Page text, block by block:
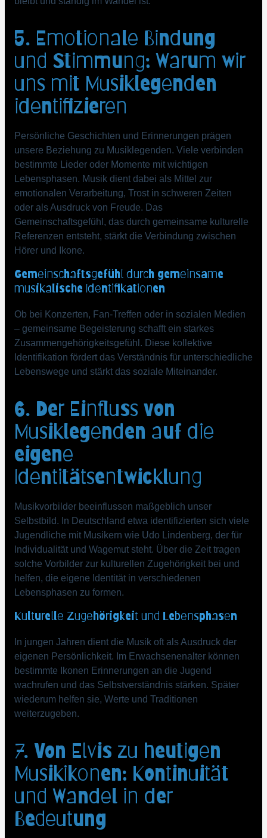
5. Emotionale Bindung
und Stimmung: Warum wir
uns mit Musiklegenden
identifizieren
Persönliche Geschichten und Erinnerungen prägen
unsere Beziehung zu Musiklegenden. Viele verbinden
bestimmte Lieder oder Momente mit wichtigen
Lebensphasen. Musik dient dabei als Mittel zur
emotionalen Verarbeitung, Trost in schweren Zeiten
oder als Ausdruck von Freude. Das
Gemeinschaftsgefühl, das durch gemeinsame kulturelle
Referenzen entsteht, stärkt die Verbindung zwischen
Hörer und Ikone.
Gemeinschaftsgefühl durch gemeinsame
musikalische Identifikationen
Ob bei Konzerten, Fan-Treffen oder in sozialen Medien
– gemeinsame Begeisterung schafft ein starkes
Zusammengehörigkeitsgefühl. Diese kollektive
Identifikation fördert das Verständnis für unterschiedliche
Lebenswege und stärkt das soziale Miteinander.
6. Der Einfluss von
Musiklegenden auf die
eigene
Identitätsentwicklung
Musikvorbilder beeinflussen maßgeblich unser
Selbstbild. In Deutschland etwa identifizierten sich viele
Jugendliche mit Musikern wie Udo Lindenberg, der für
Individualität und Wagemut steht. Über die Zeit tragen
solche Vorbilder zur kulturellen Zugehörigkeit bei und
helfen, die eigene Identität in verschiedenen
Lebensphasen zu formen.
Kulturelle Zugehörigkeit und Lebensphasen
In jungen Jahren dient die Musik oft als Ausdruck der
eigenen Persönlichkeit. Im Erwachsenenalter können
bestimmte Ikonen Erinnerungen an die Jugend
wachrufen und das Selbstverständnis stärken. Später
wiederum helfen sie, Werte und Traditionen
weiterzugeben.
7. Von Elvis zu heutigen
Musikikonen: Kontinuität
und Wandel in der
Bedeutung